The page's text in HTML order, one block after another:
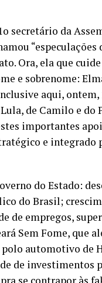
secretário da
“especulações
Ora, ela que
e sobrenome:
aqui, ontem,
de Camilo e do
importantes
e integrado
do Estado:
do Brasil;
de empregos,
Sem Fome, que
automotivo de
de investimentos